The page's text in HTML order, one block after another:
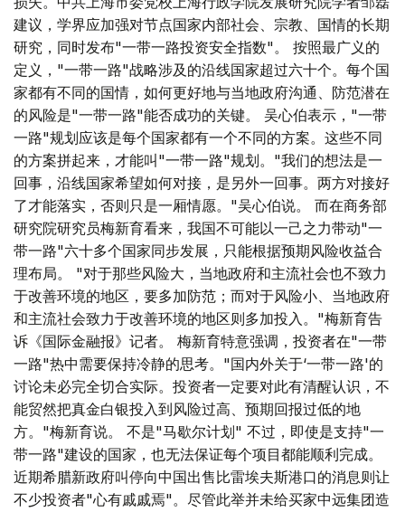
建议，学界应加强对节点国家内部社会、宗教、国情的长期
研究，同时发布"一带一路投资安全指数"。 按照最广义的
定义，"一带一路"战略涉及的沿线国家超过六十个。每个国
家都有不同的国情，如何更好地与当地政府沟通、防范潜在
的风险是"一带一路"能否成功的关键。 吴心伯表示，"一带
一路"规划应该是每个国家都有一个不同的方案。这些不同
的方案拼起来，才能叫"一带一路"规划。"我们的想法是一
回事，沿线国家希望如何对接，是另外一回事。两方对接好
了才能落实，否则只是一厢情愿。"吴心伯说。 而在商务部
研究院研究员梅新育看来，我国不可能以一己之力带动"一
带一路"六十多个国家同步发展，只能根据预期风险收益合
理布局。 "对于那些风险大，当地政府和主流社会也不致力
于改善环境的地区，要多加防范；而对于风险小、当地政府
和主流社会致力于改善环境的地区则多加投入。"梅新育告
诉《国际金融报》记者。 梅新育特意强调，投资者在"一带
一路"热中需要保持冷静的思考。"国内外关于‘一带一路'的
讨论未必完全切合实际。投资者一定要对此有清醒认识，不
能贸然把真金白银投入到风险过高、预期回报过低的地
方。"梅新育说。 不是"马歇尔计划" 不过，即使是支持"一
带一路"建设的国家，也无法保证每个项目都能顺利完成。
近期希腊新政府叫停向中国出售比雷埃夫斯港口的消息则让
不少投资者"心有戚戚焉"。尽管此举并未给买家中远集团造